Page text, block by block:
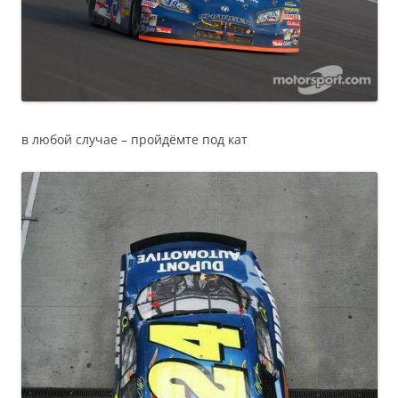
в любой случае – пройдёмте под кат